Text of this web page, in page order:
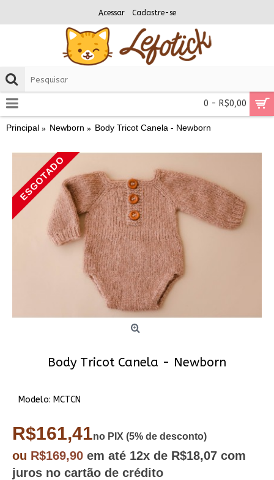
Acessar Cadastre-se
0 - R$0,00
Principal Newborn Body Tricot Canela - Newborn
ESGOTADO
Body Tricot Canela - Newborn
Modelo: MCTCN
R$161,41no PIX (5% de desconto)
ou R$169,90 em até 12x de R$18,07 com
juros no cartão de crédito